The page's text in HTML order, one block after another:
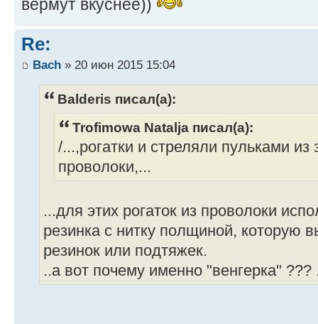
вермут вкуснее))
Re:
Bach » 20 июн 2015 15:04
Balderis писал(а):
Trofimowa Natalja писал(а):
/...,рогатки и стреляли пульками
проволоки,...
...для этих рогаток из проволоки
резинка с нитку полщиной, которую
резинок или подтяжек.
..а вот почему именно "венгерка"